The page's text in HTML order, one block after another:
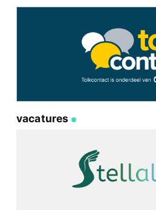
vacatures